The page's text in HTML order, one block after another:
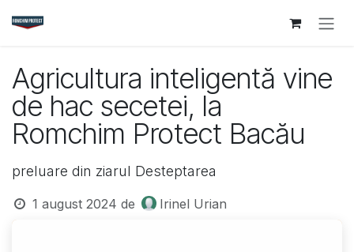
Agricultura inteligentă vine
de hac secetei, la
Romchim Protect Bacău
preluare din ziarul Desteptarea
1 august 2024 de Irinel Urian